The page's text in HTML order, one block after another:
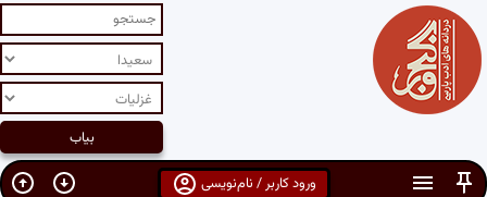
ورود کاربر / نام‌نویسی